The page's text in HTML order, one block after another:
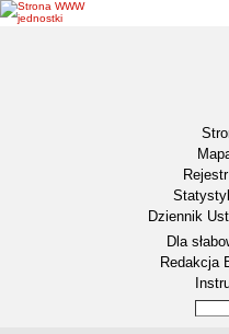
Dziennik
Menu
Dla
Redakcja